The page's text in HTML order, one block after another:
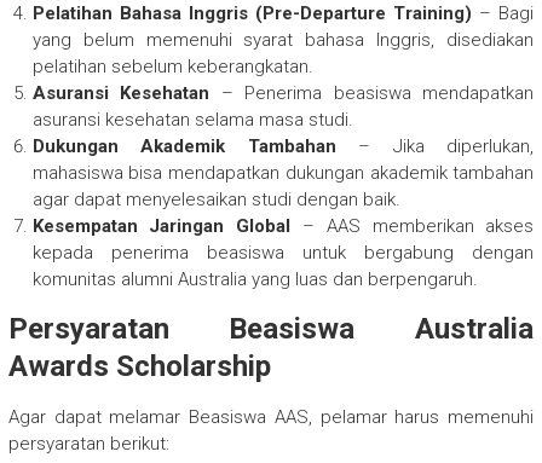
Pelatihan Bahasa Inggris (Pre-Departure Training) – Bagi
yang belum memenuhi syarat bahasa Inggris, disediakan
pelatihan sebelum keberangkatan.
Asuransi Kesehatan – Penerima beasiswa mendapatkan
asuransi kesehatan selama masa studi.
Dukungan Akademik Tambahan – Jika diperlukan,
mahasiswa bisa mendapatkan dukungan akademik tambahan
agar dapat menyelesaikan studi dengan baik.
Kesempatan Jaringan Global – AAS memberikan akses
kepada penerima beasiswa untuk bergabung dengan
komunitas alumni Australia yang luas dan berpengaruh.
Persyaratan Beasiswa Australia
Awards Scholarship
Agar dapat melamar Beasiswa AAS, pelamar harus memenuhi
persyaratan berikut: